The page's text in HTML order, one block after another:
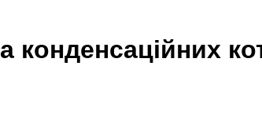
конденсаційних